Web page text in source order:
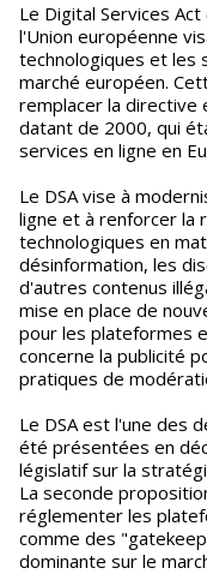
Le Digital Services Act (DSA) est une proposition de loi de
l'Union européenne
technologiques et les
marché européen.
remplacer la directive
datant de 2000, qui
services en ligne en
Le DSA vise à
ligne et à renforcer la
technologiques en
désinformation, les
d'autres contenus
mise en place de
pour les plateformes
concerne la publicité
pratiques de
Le DSA est l'une des
été présentées en
législatif sur la
La seconde
réglementer les
comme des
dominante sur le